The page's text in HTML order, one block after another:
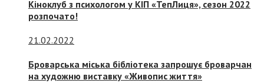
Кіноклуб з психологом у КІП «ТепЛиця», сезон 2022
розпочато!
21.02.2022
Броварська міська бібліотека запрошує броварчан
на художню виставку «Живопис життя»